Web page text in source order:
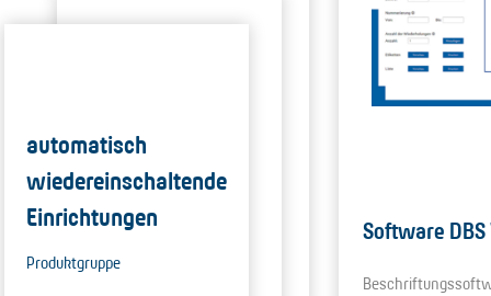
automatisch
wiedereinschaltende
Einrichtungen
Produktgruppe
Software DBS